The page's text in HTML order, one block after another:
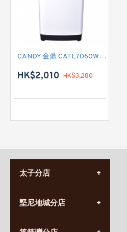
CANDY 金鼎 CATL7060WK 日式洗衣機 (6 公斤)
HK$2,010 HK$3,280
太子分店
營業時間:
堅尼地城分店